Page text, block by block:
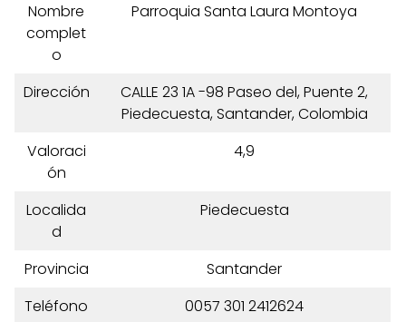
Nombre
complet
o
Parroquia Santa Laura Montoya
Dirección
CALLE 23 1A -98 Paseo del, Puente 2,
Piedecuesta, Santander, Colombia
Valoraci
ón
4,9
Localida
d
Piedecuesta
Provincia
Santander
Teléfono
0057 301 2412624